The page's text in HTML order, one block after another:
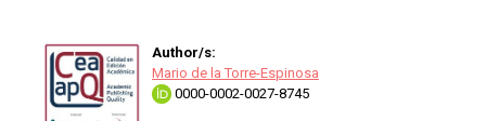
Author/s:
Mario de la Torre-Espinosa
0000-0002-0027-8745